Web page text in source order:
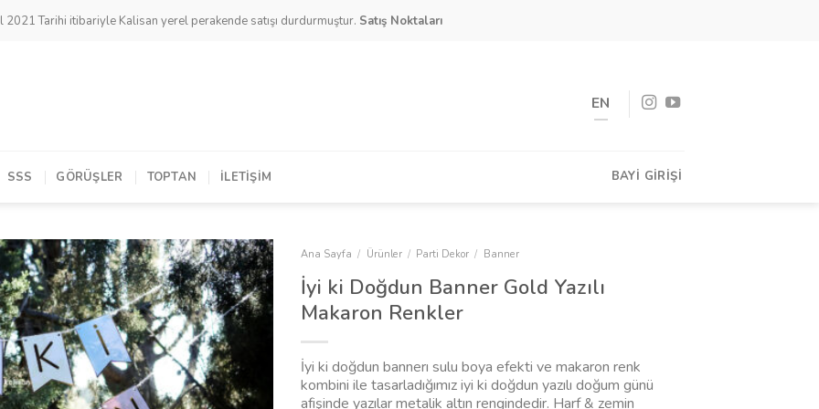
2021 Tarihi itibariyle Kalisan yerel perakende satışı durdurmuştur. Satış Noktaları
EN
SSS GÖRÜŞLER TOPTAN İLETIŞIM BAYI GIRIŞI
Ana Sayfa / Ürünler / Parti Dekor / Banner
İyi ki Doğdun Banner Gold Yazılı
Makaron Renkler
İyi ki doğdun bannerı sulu boya efekti ve makaron renk
kombini ile tasarladığımız iyi ki doğdun yazılı doğum günü
afişinde yazılar metalik altın rengindedir. Harf & zemin